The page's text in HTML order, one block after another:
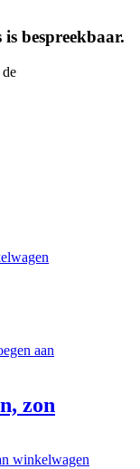
is bespreekbaar.
aan
zon
winkelwagen